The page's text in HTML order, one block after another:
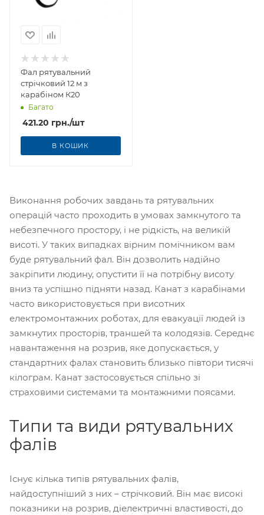
Фал рятувальний
стрічковий 12 м з
карабіном К20
Багато
421.20 грн./шт
В КОШИК
Виконання робочих завдань та рятувальних
операцій часто проходить в умовах замкнутого та
небезпечного простору, і не рідкість, на великій
висоті. У таких випадках вірним помічником вам
буде рятувальний фал. Він дозволить надійно
закріпити людину, опустити її на потрібну висоту
вниз та успішно підняти назад. Канат з карабінами
часто використовується при висотних
електромонтажних роботах, для евакуації людей із
замкнутих просторів, траншей та колодязів. Середнє
навантаження на розрив, яке допускається, у
стандартних фалах становить близько півтори тисячі
кілограм. Канат застосовується спільно зі
страховими системами та монтажними поясами.
Типи та види рятувальних
фалів
Існує кілька типів рятувальних фалів,
найдоступніший з них – стрічковий. Він має високі
показники на розрив, діелектричні властивості, до